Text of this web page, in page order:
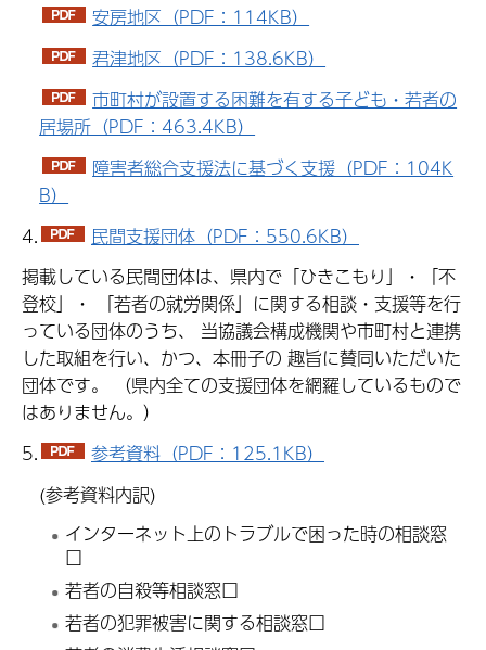
安房地区（PDF：114KB）
君津地区（PDF：138.6KB）
市町村が設置する困難を有する子ども・若者の
居場所（PDF：463.4KB）
障害者総合支援法に基づく支援（PDF：104K
B）
4.
民間支援団体（PDF：550.6KB）
掲載している民間団体は、県内で「ひきこもり」・「不
登校」・ 「若者の就労関係」に関する相談・支援等を行
っている団体のうち、 当協議会構成機関や市町村と連携
した取組を行い、かつ、本冊子の 趣旨に賛同いただいた
団体です。 （県内全ての支援団体を網羅しているもので
はありません。）
5.
参考資料（PDF：125.1KB）
(参考資料内訳)
インターネット上のトラブルで困った時の相談窓
口
若者の自殺等相談窓口
若者の犯罪被害に関する相談窓口